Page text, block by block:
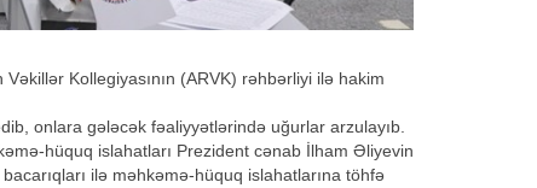
Kollegiyasının (ARVK) rəhbərliyi ilə hakim
onlara gələcək fəaliyyətlərində uğurlar arzulayıb.
hüquq islahatları Prezident cənab İlham Əliyevin
ilə məhkəmə-hüquq islahatlarına töhfə